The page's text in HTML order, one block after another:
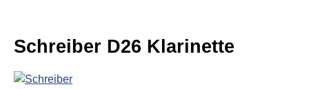
Schreiber D26 Klarinette